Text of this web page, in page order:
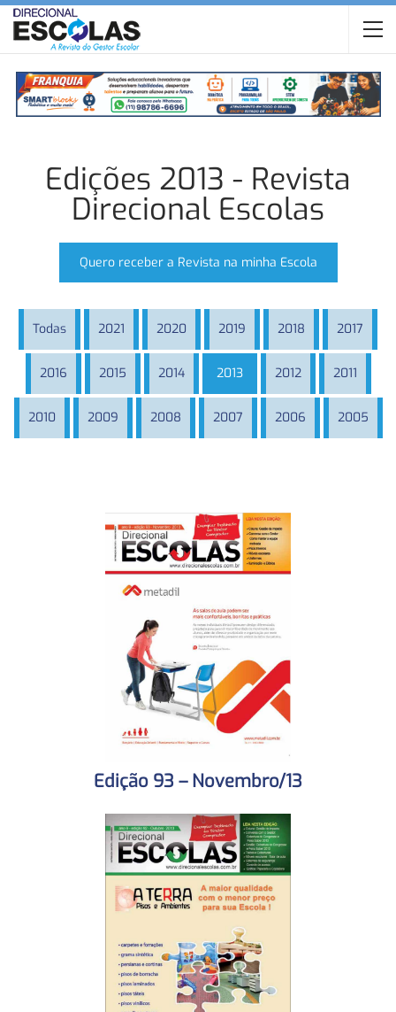
Edições 2013 - Revista
Direcional Escolas
Quero receber a Revista na minha Escola
Todas 2021 2020 2019 2018 2017
2016 2015 2014 2013 2012 2011
2010 2009 2008 2007 2006 2005
Edição 93 – Novembro/13